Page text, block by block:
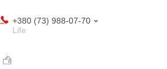
+380 (73) 988-07-70
Life